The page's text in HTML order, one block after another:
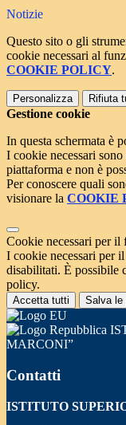
Notizie
Questo sito o gli
cookie necessari al
COOKIE POLICY.
Personalizza Rifiuta
Gestione cookie
In questa schermata è
I cookie necessari
piattaforma e non è
Per conoscere quali
visionare la COOKIE
Cookie necessari per il
I cookie necessari per
disabilitati. È possibile
policy.
Accetta tutti Salva le
MARCONI”
Contatti
ISTITUTO